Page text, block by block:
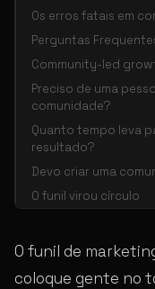
Os erros fatais em
Perguntas
Community-led
Preciso de uma
comunidade?
Quanto tempo leva
resultado?
Devo criar uma
O funil virou círculo
O funil de
coloque gente no